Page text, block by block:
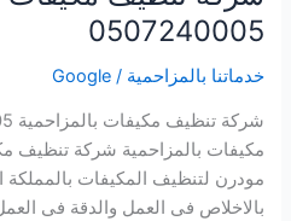
0507240005
خدماتنا بالمزاحمية/
Google
مكيفات بالمزاحمية شركة تنظيف
مودرن لتنظيف المكيفات بالمملكة
بالاخلاص فى العمل والدقة فى
بالمزاحمية